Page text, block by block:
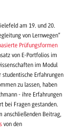
am 19. und 20.
von Lernwegen“
Prüfungsformen
von E-Portfolios im
im Modul
Erfahrungen
zu lassen, haben
- ihre Erfahrungen
bei Fragen gestanden.
anschließenden Beitrag,
von den